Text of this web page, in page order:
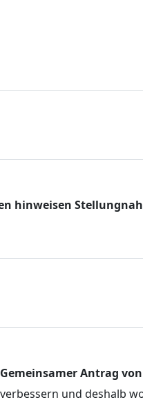
hinweisen
Antrag von
und deshalb